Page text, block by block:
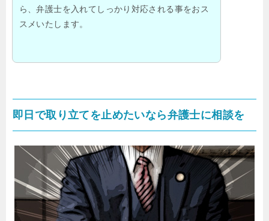
ら、弁護士を入れてしっかり対応される事をおス
スメいたします。
即日で取り立てを止めたいなら弁護士に相談を